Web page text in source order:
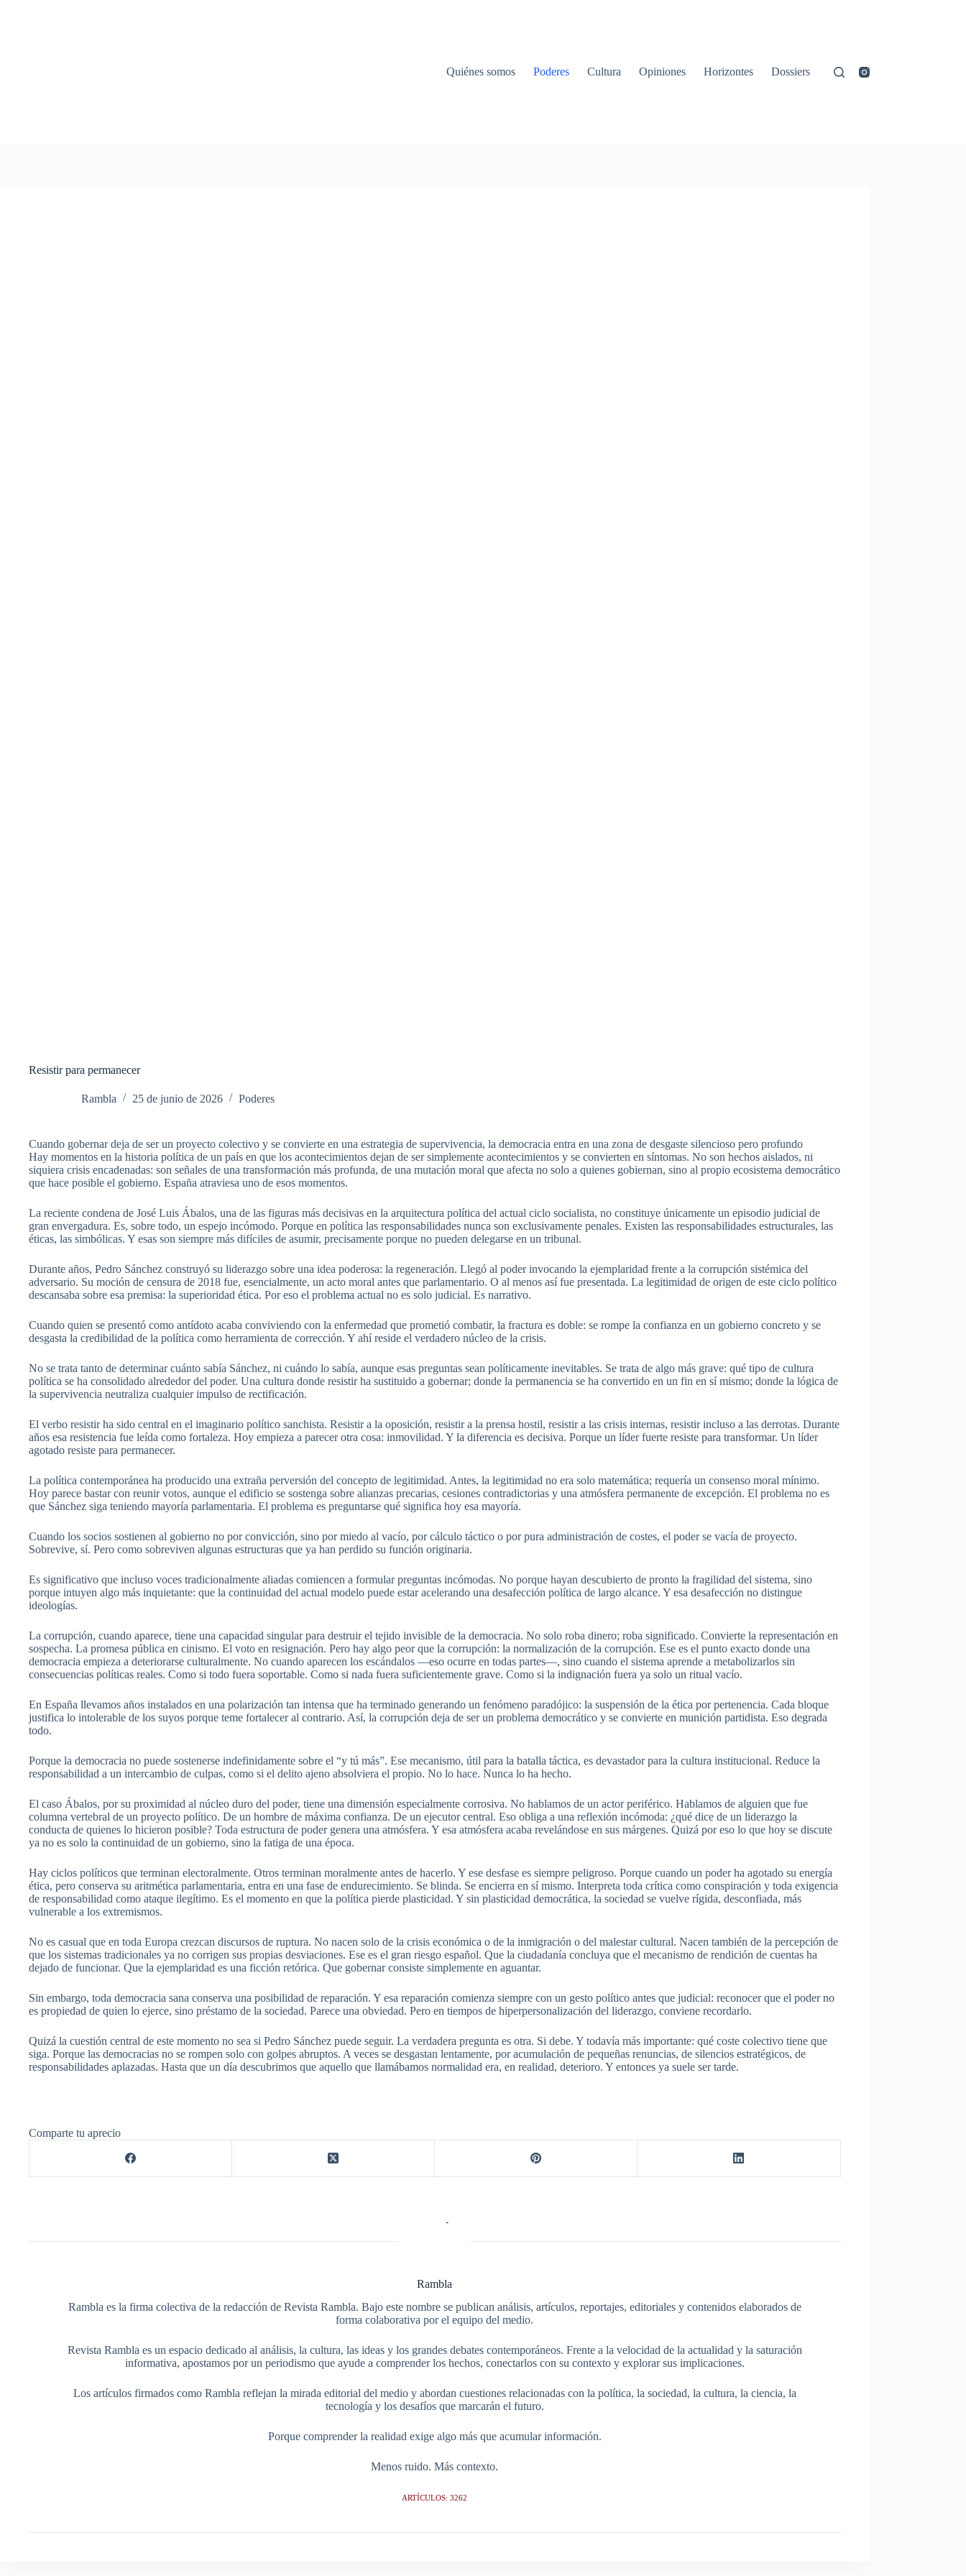
Quiénes somos Poderes Cultura Opiniones Horizontes Dossiers
Resistir para permanecer
Rambla 25 de junio de 2026 Poderes
Cuando gobernar deja de ser un proyecto colectivo y se convierte en una estrategia de supervivencia, la democracia entra en una zona de desgaste silencioso pero profundo
Hay momentos en la historia política de un país en que los acontecimientos dejan de ser simplemente acontecimientos y se convierten en síntomas. No son hechos aislados, ni
siquiera crisis encadenadas: son señales de una transformación más profunda, de una mutación moral que afecta no solo a quienes gobiernan, sino al propio ecosistema democrático
que hace posible el gobierno. España atraviesa uno de esos momentos.
La reciente condena de José Luis Ábalos, una de las figuras más decisivas en la arquitectura política del actual ciclo socialista, no constituye únicamente un episodio judicial de
gran envergadura. Es, sobre todo, un espejo incómodo. Porque en política las responsabilidades nunca son exclusivamente penales. Existen las responsabilidades estructurales, las
éticas, las simbólicas. Y esas son siempre más difíciles de asumir, precisamente porque no pueden delegarse en un tribunal.
Durante años, Pedro Sánchez construyó su liderazgo sobre una idea poderosa: la regeneración. Llegó al poder invocando la ejemplaridad frente a la corrupción sistémica del
adversario. Su moción de censura de 2018 fue, esencialmente, un acto moral antes que parlamentario. O al menos así fue presentada. La legitimidad de origen de este ciclo político
descansaba sobre esa premisa: la superioridad ética. Por eso el problema actual no es solo judicial. Es narrativo.
Cuando quien se presentó como antídoto acaba conviviendo con la enfermedad que prometió combatir, la fractura es doble: se rompe la confianza en un gobierno concreto y se
desgasta la credibilidad de la política como herramienta de corrección. Y ahí reside el verdadero núcleo de la crisis.
No se trata tanto de determinar cuánto sabía Sánchez, ni cuándo lo sabía, aunque esas preguntas sean políticamente inevitables. Se trata de algo más grave: qué tipo de cultura
política se ha consolidado alrededor del poder. Una cultura donde resistir ha sustituido a gobernar; donde la permanencia se ha convertido en un fin en sí mismo; donde la lógica de
la supervivencia neutraliza cualquier impulso de rectificación.
El verbo resistir ha sido central en el imaginario político sanchista. Resistir a la oposición, resistir a la prensa hostil, resistir a las crisis internas, resistir incluso a las derrotas. Durante
años esa resistencia fue leída como fortaleza. Hoy empieza a parecer otra cosa: inmovilidad. Y la diferencia es decisiva. Porque un líder fuerte resiste para transformar. Un líder
agotado resiste para permanecer.
La política contemporánea ha producido una extraña perversión del concepto de legitimidad. Antes, la legitimidad no era solo matemática; requería un consenso moral mínimo.
Hoy parece bastar con reunir votos, aunque el edificio se sostenga sobre alianzas precarias, cesiones contradictorias y una atmósfera permanente de excepción. El problema no es
que Sánchez siga teniendo mayoría parlamentaria. El problema es preguntarse qué significa hoy esa mayoría.
Cuando los socios sostienen al gobierno no por convicción, sino por miedo al vacío, por cálculo táctico o por pura administración de costes, el poder se vacía de proyecto.
Sobrevive, sí. Pero como sobreviven algunas estructuras que ya han perdido su función originaria.
Es significativo que incluso voces tradicionalmente aliadas comiencen a formular preguntas incómodas. No porque hayan descubierto de pronto la fragilidad del sistema, sino
porque intuyen algo más inquietante: que la continuidad del actual modelo puede estar acelerando una desafección política de largo alcance. Y esa desafección no distingue
ideologías.
La corrupción, cuando aparece, tiene una capacidad singular para destruir el tejido invisible de la democracia. No solo roba dinero; roba significado. Convierte la representación en
sospecha. La promesa pública en cinismo. El voto en resignación. Pero hay algo peor que la corrupción: la normalización de la corrupción. Ese es el punto exacto donde una
democracia empieza a deteriorarse culturalmente. No cuando aparecen los escándalos —eso ocurre en todas partes—, sino cuando el sistema aprende a metabolizarlos sin
consecuencias políticas reales. Como si todo fuera soportable. Como si nada fuera suficientemente grave. Como si la indignación fuera ya solo un ritual vacío.
En España llevamos años instalados en una polarización tan intensa que ha terminado generando un fenómeno paradójico: la suspensión de la ética por pertenencia. Cada bloque
justifica lo intolerable de los suyos porque teme fortalecer al contrario. Así, la corrupción deja de ser un problema democrático y se convierte en munición partidista. Eso degrada
todo.
Porque la democracia no puede sostenerse indefinidamente sobre el “y tú más”. Ese mecanismo, útil para la batalla táctica, es devastador para la cultura institucional. Reduce la
responsabilidad a un intercambio de culpas, como si el delito ajeno absolviera el propio. No lo hace. Nunca lo ha hecho.
El caso Ábalos, por su proximidad al núcleo duro del poder, tiene una dimensión especialmente corrosiva. No hablamos de un actor periférico. Hablamos de alguien que fue
columna vertebral de un proyecto político. De un hombre de máxima confianza. De un ejecutor central. Eso obliga a una reflexión incómoda: ¿qué dice de un liderazgo la
conducta de quienes lo hicieron posible? Toda estructura de poder genera una atmósfera. Y esa atmósfera acaba revelándose en sus márgenes. Quizá por eso lo que hoy se discute
ya no es solo la continuidad de un gobierno, sino la fatiga de una época.
Hay ciclos políticos que terminan electoralmente. Otros terminan moralmente antes de hacerlo. Y ese desfase es siempre peligroso. Porque cuando un poder ha agotado su energía
ética, pero conserva su aritmética parlamentaria, entra en una fase de endurecimiento. Se blinda. Se encierra en sí mismo. Interpreta toda crítica como conspiración y toda exigencia
de responsabilidad como ataque ilegítimo. Es el momento en que la política pierde plasticidad. Y sin plasticidad democrática, la sociedad se vuelve rígida, desconfiada, más
vulnerable a los extremismos.
No es casual que en toda Europa crezcan discursos de ruptura. No nacen solo de la crisis económica o de la inmigración o del malestar cultural. Nacen también de la percepción de
que los sistemas tradicionales ya no corrigen sus propias desviaciones. Ese es el gran riesgo español. Que la ciudadanía concluya que el mecanismo de rendición de cuentas ha
dejado de funcionar. Que la ejemplaridad es una ficción retórica. Que gobernar consiste simplemente en aguantar.
Sin embargo, toda democracia sana conserva una posibilidad de reparación. Y esa reparación comienza siempre con un gesto político antes que judicial: reconocer que el poder no
es propiedad de quien lo ejerce, sino préstamo de la sociedad. Parece una obviedad. Pero en tiempos de hiperpersonalización del liderazgo, conviene recordarlo.
Quizá la cuestión central de este momento no sea si Pedro Sánchez puede seguir. La verdadera pregunta es otra. Si debe. Y todavía más importante: qué coste colectivo tiene que
siga. Porque las democracias no se rompen solo con golpes abruptos. A veces se desgastan lentamente, por acumulación de pequeñas renuncias, de silencios estratégicos, de
responsabilidades aplazadas. Hasta que un día descubrimos que aquello que llamábamos normalidad era, en realidad, deterioro. Y entonces ya suele ser tarde.
Comparte tu aprecio
Rambla
Rambla es la firma colectiva de la redacción de Revista Rambla. Bajo este nombre se publican análisis, artículos, reportajes, editoriales y contenidos elaborados de
forma colaborativa por el equipo del medio.
Revista Rambla es un espacio dedicado al análisis, la cultura, las ideas y los grandes debates contemporáneos. Frente a la velocidad de la actualidad y la saturación
informativa, apostamos por un periodismo que ayude a comprender los hechos, conectarlos con su contexto y explorar sus implicaciones.
Los artículos firmados como Rambla reflejan la mirada editorial del medio y abordan cuestiones relacionadas con la política, la sociedad, la cultura, la ciencia, la
tecnología y los desafíos que marcarán el futuro.
Porque comprender la realidad exige algo más que acumular información.
Menos ruido. Más contexto.
ARTÍCULOS: 3262